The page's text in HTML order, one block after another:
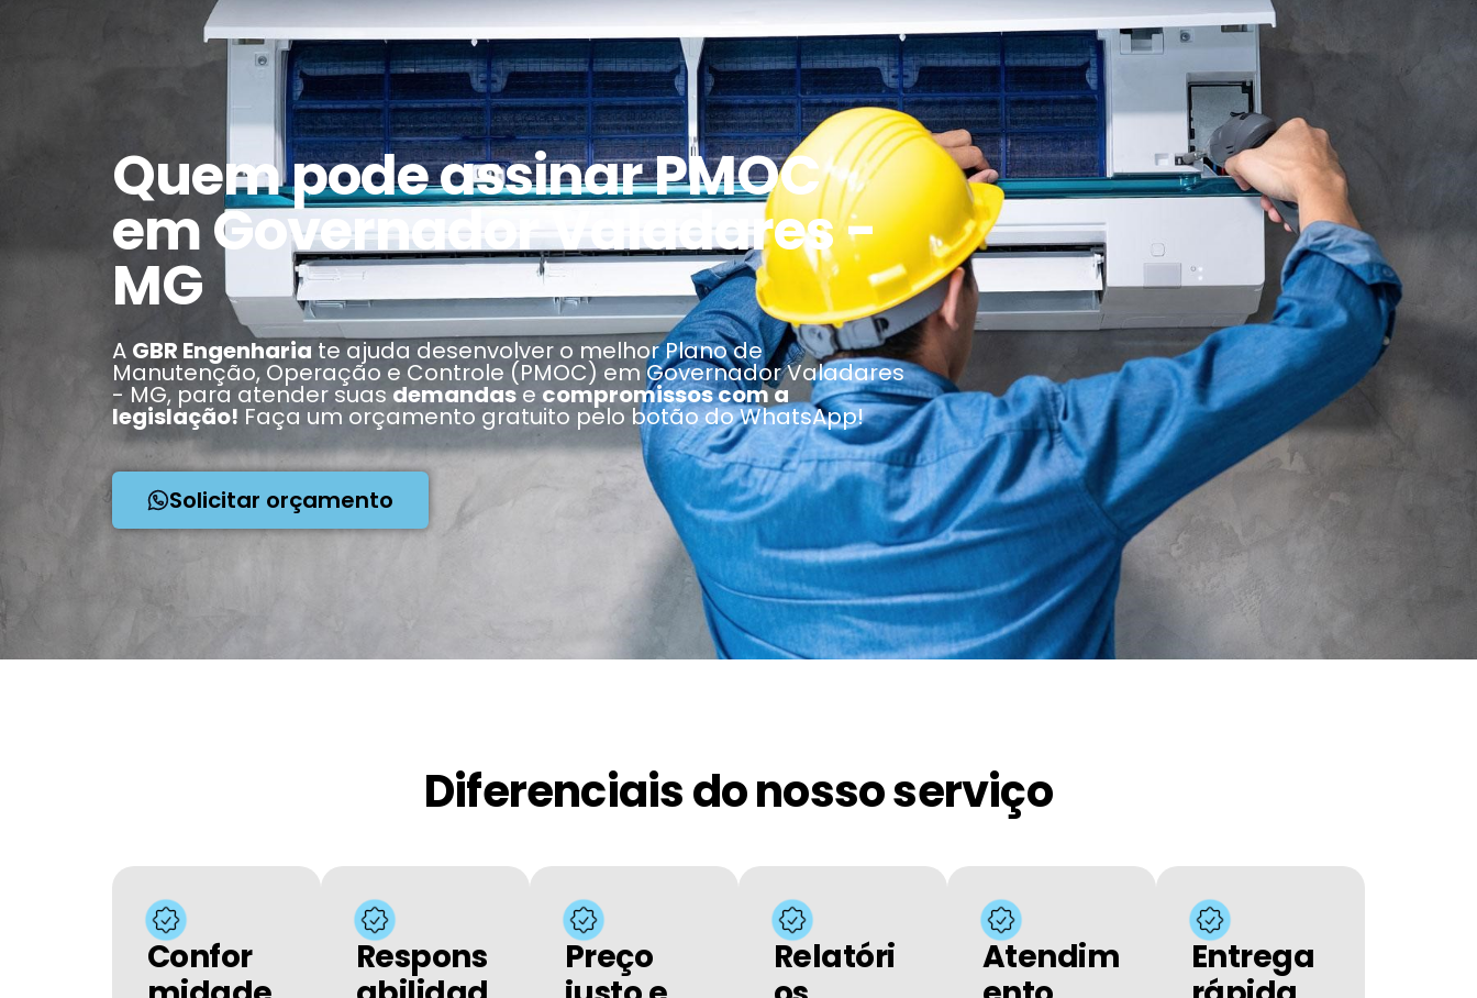
Quem pode assinar PMOC
em Governador Valadares -
MG
A GBR Engenharia te ajuda desenvolver o melhor Plano de
Manutenção, Operação e Controle (PMOC) em Governador Valadares
- MG, para atender suasdemandase compromissos com a
legislação! Faça um orçamento gratuito pelo botão do WhatsApp!
Solicitar orçamento
Diferenciais do nosso serviço
Confor
Respons
Preço
Relatóri
Atendim
Entrega